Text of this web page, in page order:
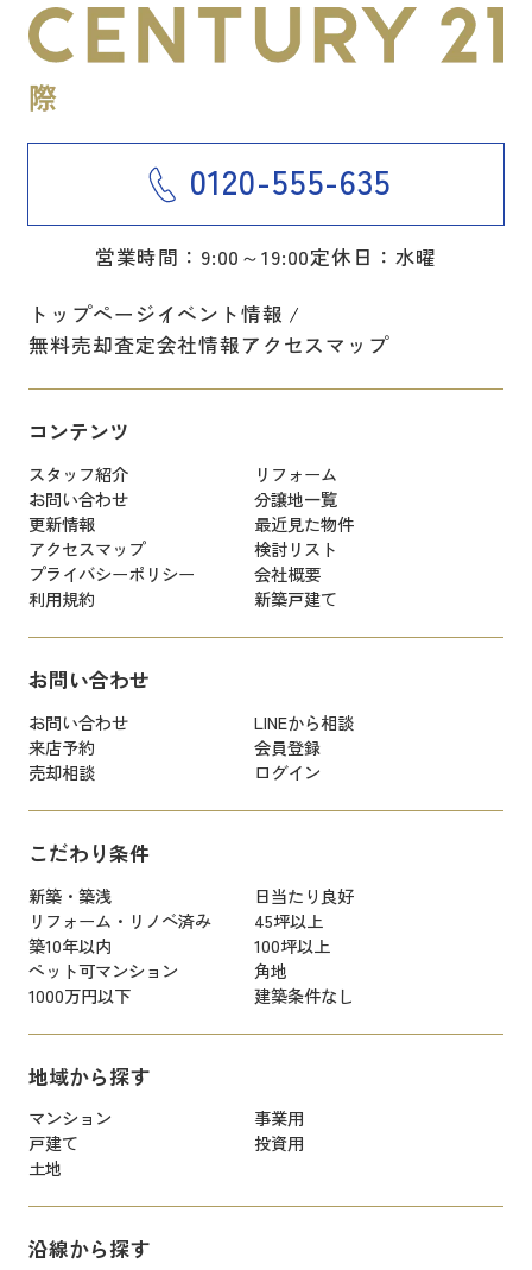
0120-555-635
営業時間：9:00～19:00定休日：水曜
トップページイベント情報
無料売却査定会社情報アクセスマップ
コンテンツ
スタッフ紹介
リフォーム
お問い合わせ
分譲地一覧
更新情報
最近見た物件
アクセスマップ
検討リスト
プライバシーポリシー
会社概要
利用規約
新築戸建て
お問い合わせ
お問い合わせ
LINEから相談
来店予約
会員登録
売却相談
ログイン
こだわり条件
新築・築浅
日当たり良好
リフォーム・リノベ済み
45坪以上
築10年以内
100坪以上
ペット可マンション
角地
1000万円以下
建築条件なし
地域から探す
マンション
事業用
戸建て
投資用
土地
沿線から探す